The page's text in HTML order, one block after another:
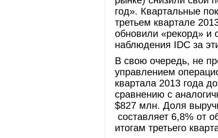
год». Квартальные
третьем квартале
обновили «рекорд» и
наблюдения IDC за
В свою очередь, не
управлением
квартала 2013 года
сравнению с
$827 млн. Доля
составляет 6,8% от
итогам третьего